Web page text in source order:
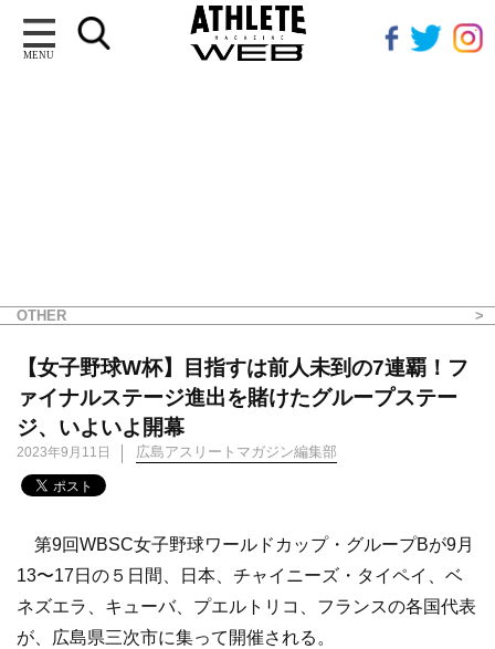
MENU
OTHER
【女子野球W杯】目指すは前人未到の7連覇！フ
ァイナルステージ進出を賭けたグループステー
ジ、いよいよ開幕
2023年9月11日 広島アスリートマガジン編集部
第9回WBSC女子野球ワールドカップ・グループBが9月
13〜17日の５日間、日本、チャイニーズ・タイペイ、ベ
ネズエラ、キューバ、プエルトリコ、フランスの各国代表
が、広島県三次市に集って開催される。